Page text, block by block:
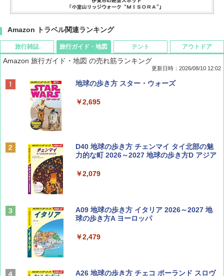
Amazon トラベル関連ランキング
旅行雑誌
BE-PAL(ビ-パル) 2026年 10 月号【特別付録:
BE-PAL(ビ-パル) 2026年 9 月号【特別付録:
SOTO ミニマル"旅"財布 ランダム2種】
￥1,500
ディズニーファン ２０２６年 ９月号 [雑
誌] (ＤＩＳＮＥＹ ＦＡＮ)
￥713
山と溪谷 2026年8月号「南アルプス大全」
旅行ガイド・地図
Amazon 旅行ガイド・地図 の売れ筋ランキング
更新日時：2026/08/10 12:02
地球の歩き方 スター・ウォーズ
￥2,695
D40 地球の歩き方 チェンマイ タイ北部の魅
力的な町 2026～2027 地球の歩き方D アジア
￥2,079
A09 地球の歩き方 イタリア 2026～2027 地
球の歩き方A ヨーロッパ
￥2,479
A26 地球の歩き方 チェコ ポーランド スロヴ
テント アウトドア